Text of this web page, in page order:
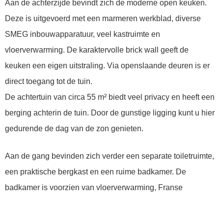
Aan de achterzijde bevindt zich de moderne open keuken.
Deze is uitgevoerd met een marmeren werkblad, diverse
SMEG inbouwapparatuur, veel kastruimte en
vloerverwarming. De karaktervolle brick wall geeft de
keuken een eigen uitstraling. Via openslaande deuren is er
direct toegang tot de tuin.
De achtertuin van circa 55 m² biedt veel privacy en heeft een
berging achterin de tuin. Door de gunstige ligging kunt u hier
gedurende de dag van de zon genieten.
Aan de gang bevinden zich verder een separate toiletruimte,
een praktische bergkast en een ruime badkamer. De
badkamer is voorzien van vloerverwarming, Franse